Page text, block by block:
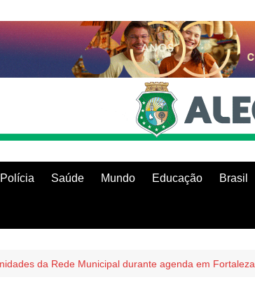
Polícia Saúde Mundo Educação Brasil
da Rede Municipal durante agenda em Fortaleza